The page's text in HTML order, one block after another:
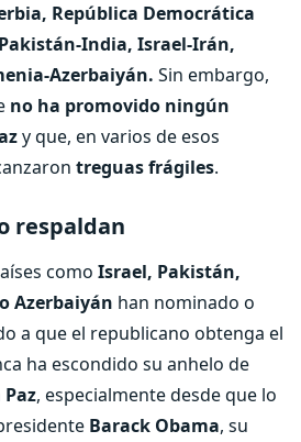
República Democrática
India, Israel-Irán,
Azerbaiyán. Sin embargo,
no ha promovido ningún
y que, en varios de esos
treguas frágiles.
respaldan
como Israel, Pakistán,
Azerbaiyán han nominado o
a que el republicano obtenga el
ha escondido su anhelo de
, especialmente desde que lo
Barack Obama, su